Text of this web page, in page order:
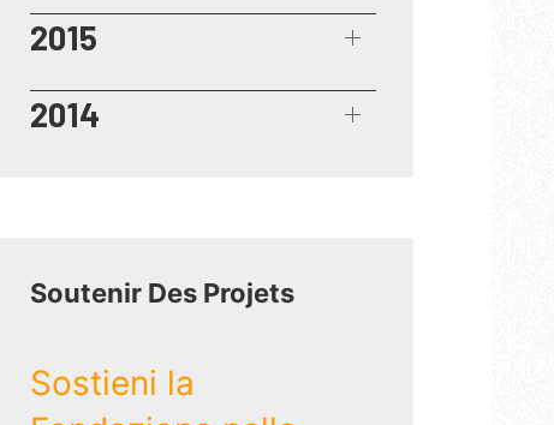
2015
2014
Soutenir Des Projets
Sostieni la